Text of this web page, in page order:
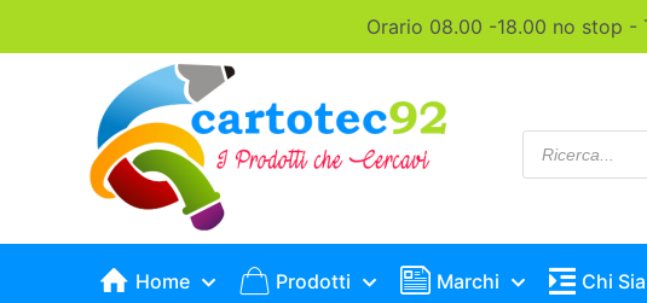
Orario 08.00 -18.00 no stop
Products
search
Home Prodotti Marchi Chi